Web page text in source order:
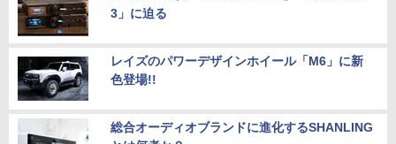
3」に迫る
レイズのパワーデザインホイール「M6」に新
色登場!!
総合オーディオブランドに進化するSHANLING